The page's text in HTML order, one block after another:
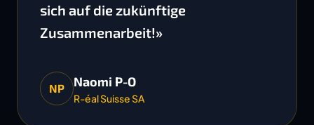
sich auf die zukünftige
Zusammenarbeit!»
NP Naomi P-O
R-éal Suisse SA